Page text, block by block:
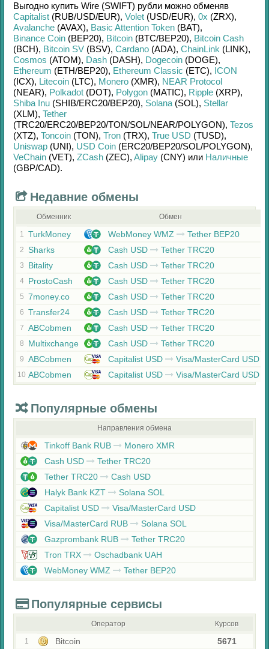
Выгодно купить Wire (SWIFT) рубли можно обменяв
Capitalist (RUB/USD/EUR), Volet (USD/EUR), 0x (ZRX),
Avalanche (AVAX), Basic Attention Token (BAT),
Binance Coin (BEP20), Bitcoin (BTC/BEP20), Bitcoin Cash
(BCH), Bitcoin SV (BSV), Cardano (ADA), ChainLink (LINK),
Cosmos (ATOM), Dash (DASH), Dogecoin (DOGE),
Ethereum (ETH/BEP20), Ethereum Classic (ETC), ICON
(ICX), Litecoin (LTC), Monero (XMR), NEAR Protocol
(NEAR), Polkadot (DOT), Polygon (MATIC), Ripple (XRP),
Shiba Inu (SHIB/ERC20/BEP20), Solana (SOL), Stellar
(XLM), Tether
(TRC20/ERC20/BEP20/TON/SOL/NEAR/POLYGON), Tezos
(XTZ), Toncoin (TON), Tron (TRX), True USD (TUSD),
Uniswap (UNI), USD Coin (ERC20/BEP20/SOL/POLYGON),
VeChain (VET), ZCash (ZEC), Alipay (CNY) или Наличные
(GBP/CAD).
Недавние обмены
Обменник Обмен
1 TurkMoney WebMoney WMZ Tether BEP20
2 Sharks Cash USD Tether TRC20
3 Bitality Cash USD Tether TRC20
4 ProstoCash Cash USD Tether TRC20
5 7money.co Cash USD Tether TRC20
6 Transfer24 Cash USD Tether TRC20
7 ABCobmen Cash USD Tether TRC20
8 Multixchange Cash USD Tether TRC20
9 ABCobmen Capitalist USD Visa/MasterCard USD
10 ABCobmen Capitalist USD Visa/MasterCard USD
Популярные обмены
Направления обмена
Tinkoff Bank RUB
Monero XMR
Cash USD
Tether TRC20
Tether TRC20
Cash USD
Halyk Bank KZT
Solana SOL
Capitalist USD
Visa/MasterCard USD
Visa/MasterCard RUB
Solana SOL
Gazprombank RUB
Tether TRC20
Tron TRX
Oschadbank UAH
WebMoney WMZ
Tether BEP20
Популярные сервисы
Оператор Курсов
1 Bitcoin 5671